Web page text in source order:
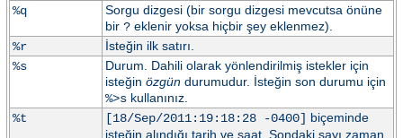
%q
Sorgu dizgesi (bir sorgu dizgesi mevcutsa önüne
bir ?eklenir yoksa hiçbir şey eklenmez).
%r
İsteğin ilk satırı.
%s
Durum. Dahili olarak yönlendirilmiş istekler için
isteğin özgündurumudur. İsteğin son durumu için
%>skullanınız.
%t
[18/Sep/2011:19:18:28 -0400] biçeminde
isteğin alındığı tarih ve saat. Sondaki sayı zaman